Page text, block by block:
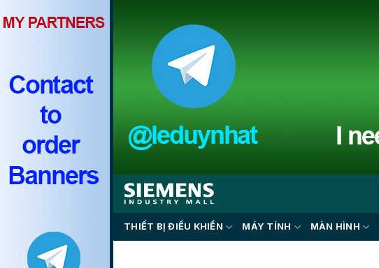
content
THIẾT BỊ ĐIỀU KHIỂN MÁY TÍNH MÀN HÌNH